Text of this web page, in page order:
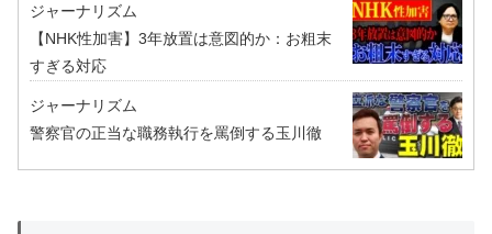
ジャーナリズム
【NHK性加害】3年放置は意図的か：お粗末
すぎる対応
ジャーナリズム
警察官の正当な職務執行を罵倒する玉川徹